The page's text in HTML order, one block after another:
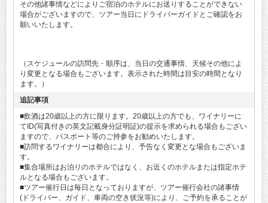
その他諸事情などによりご宿泊のホテルにお送りすることができない
場合がございますので、ツアー当日にドライバーガイドとご確認をお
願いいたします。
（スケジュールの訪問先・順序は、当日の交通事情、天候その他によ
り変更となる場合もございます。表示された時間は目安の時間となり
ます。）
追記事項
■飲酒は20歳以上の方に限ります。20歳以上の方でも、ワイナリーに
てID(写真付きの英文記載身分証明証)の提示を求められる場合もござい
ますので、パスポート等のご持参をお勧めいたします。
■訪問するワイナリーは都合により、予告なく変更とな場合もございま
す。
■集合場所はお泊りのホテルではなく、お近くのホテルまたは指定ホテ
ルとなる場合もございます。
■ツアー催行日は毎日となっておりますが、ツアー催行会社の諸事情
(ドライバー、ガイド、車両の空き状況等)により、ご予約を承ることが